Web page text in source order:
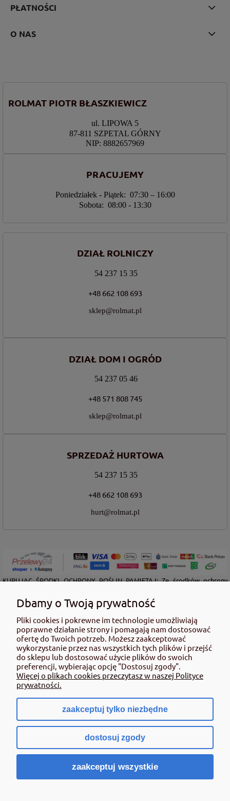
PŁATNOŚCI
O NAS
ROLMAT PIOTR BŁASZKIEWICZ
ul. LIPOWA 5
87-811 SZPETAL GÓRNY
NIP: 8882657969
PRACUJEMY
Poniedziałek - Piątek: 07:30 – 16:00
Sobota: 08:00 - 13:30
DZIAŁ ROLNICZY
54 237 15 35
+48 662 108 693
sklep@rolmat.pl
DZIAŁ DOM I OGRÓD
54 237 05 46
+48 571 808 745
sklep@rolmat.pl
SPRZEDAŻ HURTOWA
54 237 15 35
+48 662 108 693
hurt@rolmat.pl
KUPUJĄC ŚRODKI OCHRONY ROŚLIN PAMIĘTAJ: Ze środków ochrony
użyciem przeczytaj informacje zamieszczone w etykiecie i informacje
dotyczące produktu. Zwróć uwagę na zwroty wskazujące rodzaj zagrożenia
oraz przestrzegaj środków bezpieczeństwa zamieszczonych w etykiecie.
Środki ochrony roślin do użytku profesjonalnego mogą być nabyte tylko i
wyłącznie przez osoby pełnoletnie oraz posiadające kwalifikacje
wymagane od osób nabywających środki ochrony roślin określone w
ustawie (art. 28 Ustawy z dn. 8 marca 2013 r. o Środkach Ochrony Roślin Dz.
Ustw 2020 poz.2097 z pózn. zm.) Niespełnienie powyższych warunków jest
złamaniem regulaminu sklepu.
pokaż pełną wersję strony
Sklep internetowy Shoper.pl
Dbamy o Twoją prywatność
Pliki cookies i pokrewne im technologie umożliwiają
poprawne działanie strony i pomagają nam dostosować
ofertę do Twoich potrzeb. Możesz zaakceptować
wykorzystanie przez nas wszystkich tych plików i przejść
do sklepu lub dostosować użycie plików do swoich
preferencji, wybierając opcję "Dostosuj zgody".
Więcej o plikach cookies przeczytasz w naszej Polityce
prywatności.
zaakceptuj tylko niezbędne
dostosuj zgody
zaakceptuj wszystkie